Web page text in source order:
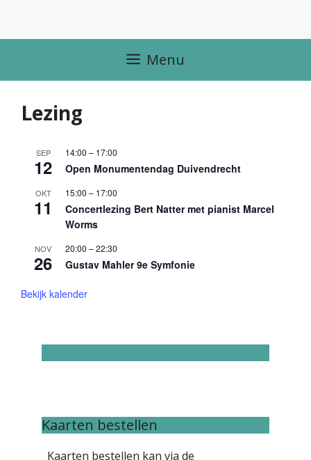
Menu
Lezing
SEP
12
14:00 – 17:00
Open Monumentendag Duivendrecht
OKT
11
15:00 – 17:00
Concertlezing Bert Natter met pianist Marcel
Worms
NOV
26
20:00 –22:30
Gustav Mahler 9e Symfonie
Bekijk kalender
Kaarten bestellen
Kaarten bestellen kan via de